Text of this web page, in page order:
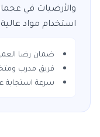
والأرضيات في
استخدام مواد
ضمان رضا
فريق مدرب
سرعة استجابة